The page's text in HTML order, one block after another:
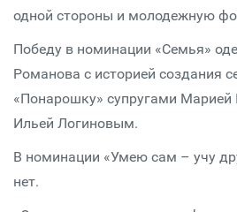
одной стороны и молодежную
Победу в номинации «Семья»
Романова с историей создания
«Понарошку» супругами Марией
Ильей Логиновым.
В номинации «Умею сам – учу
нет.